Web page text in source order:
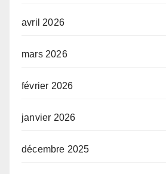
avril 2026
mars 2026
février 2026
janvier 2026
décembre 2025